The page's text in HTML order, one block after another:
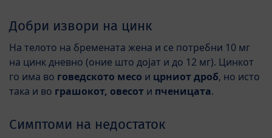
Добри извори на цинк
На телото на бремената жена и се потребни 10 мг
на цинк дневно (оние што дојат и до 12 мг). Цинкот
го има во говедското месо и црниот дроб, но исто
така и во грашокот, овесот и пченицата.
Симптоми на недостаток